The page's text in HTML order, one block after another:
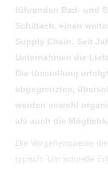
führenden Bad- und
Schiltach, einen
Supply Chain: Seit
Unternehmen die
Die Umstellung
abgegrenzten,
werden sowohl
als auch die
Die Vorgehensweise
typisch: Um schnelle